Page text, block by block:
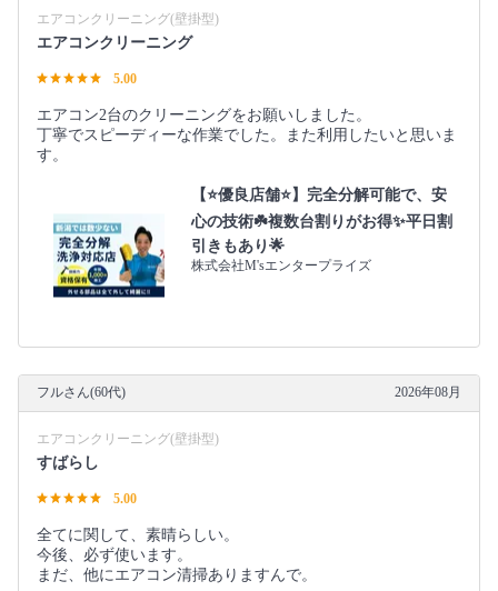
エアコンクリーニング(壁掛型)
エアコンクリーニング
5.00
エアコン2台のクリーニングをお願いしました。
丁寧でスピーディーな作業でした。また利用したいと思いま
す。
【⭐️優良店舗⭐️】完全分解可能で、安
心の技術☘️複数台割りがお得✨平日割
引きもあり🌟
株式会社M'sエンタープライズ
フルさん(60代) 2026年08月
エアコンクリーニング(壁掛型)
すばらし
5.00
全てに関して、素晴らしい。
今後、必ず使います。
まだ、他にエアコン清掃ありますんで。